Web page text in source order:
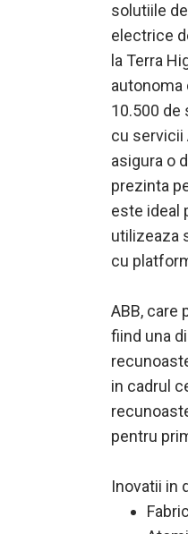
solutiile
electrice
la Terra
autonoma
10.500 de
cu servicii
asigura o
prezinta
este ideal
utilizeaza
cu
ABB, care
fiind una
in cadrul
pentru
Inovatii in